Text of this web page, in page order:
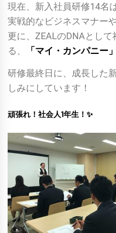
現在、新入社員研修14名
実戦的なビジネスマナー
更に、ZEALのDNAとし
る、
「マイ・カンパニー」
研修最終日に、成長した
しみにしています！
頑張れ！社会人1年生！✨